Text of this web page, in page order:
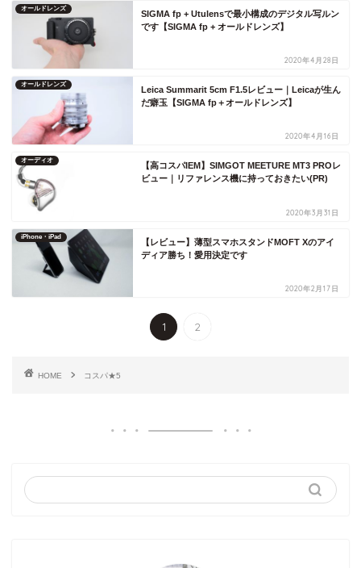
オールドレンズ
SIGMA fp + Utulensで最小構成のデジタル写ルン
です【SIGMA fp + オールドレンズ】
2020年4月28日
オールドレンズ
Leica Summarit 5cm F1.5レビュー｜Leicaが生ん
だ癖玉【SIGMA fp＋オールドレンズ】
2020年4月16日
オーディオ
【高コスパIEM】SIMGOT MEETURE MT3 PROレ
ビュー｜リファレンス機に持っておきたい(PR)
2020年3月31日
iPhone・iPad
【レビュー】薄型スマホスタンドMOFT Xのアイ
ディア勝ち！愛用決定です
2020年2月17日
1 2
HOME コスパ★5